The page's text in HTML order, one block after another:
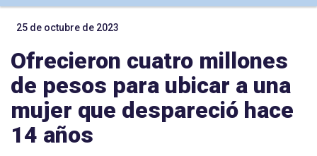
25 de octubre de 2023
Ofrecieron cuatro millones
de pesos para ubicar a una
mujer que despareció hace
14 años